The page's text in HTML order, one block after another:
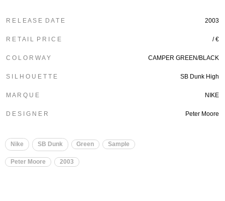
R E L E A S E D A T E 2003
R E T A I L P R I C E / €
C O L O R W A Y CAMPER GREEN/BLACK
S I L H O U E T T E SB Dunk High
M A R Q U E NIKE
D E S I G N E R Peter Moore
Nike SB Dunk Green Sample
Peter Moore 2003